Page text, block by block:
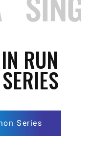
RUN
Series